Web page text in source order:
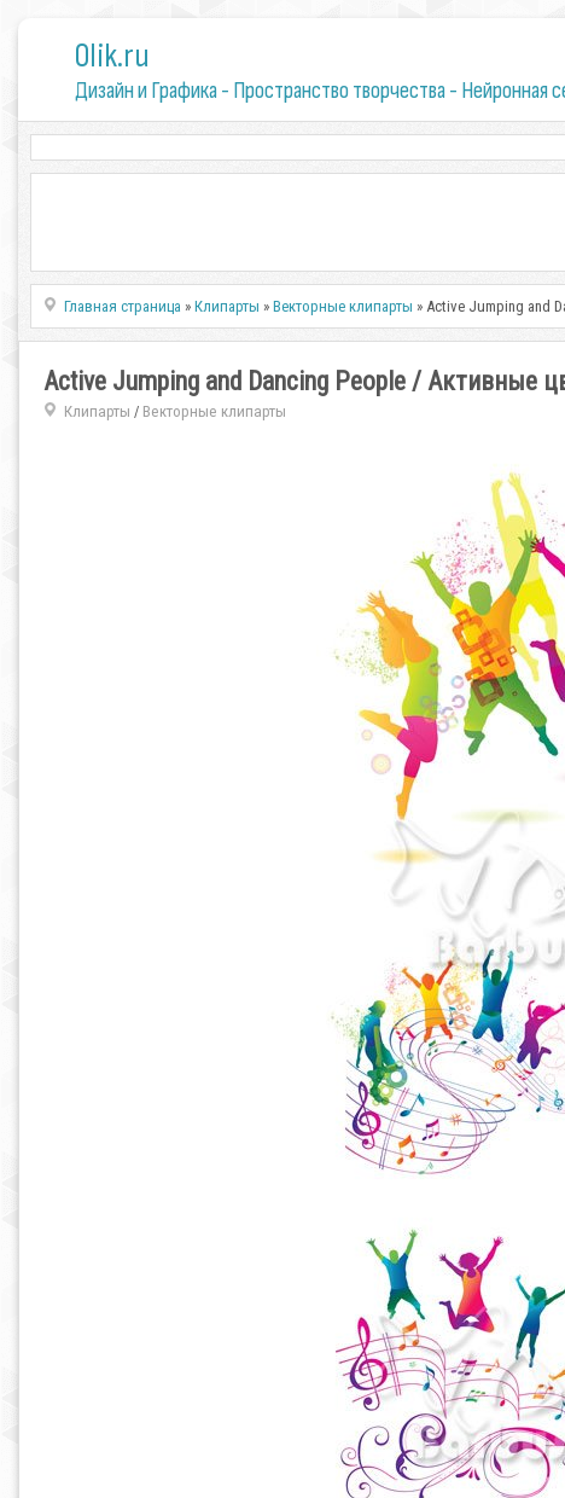
0lik.ru
Дизайн и Графика - Пространство творчества - Нейронная
Главная страница »Клипарты »Векторные клипарты » Active Jumping and
Active Jumping and Dancing People /
Клипарты / Векторные клипарты